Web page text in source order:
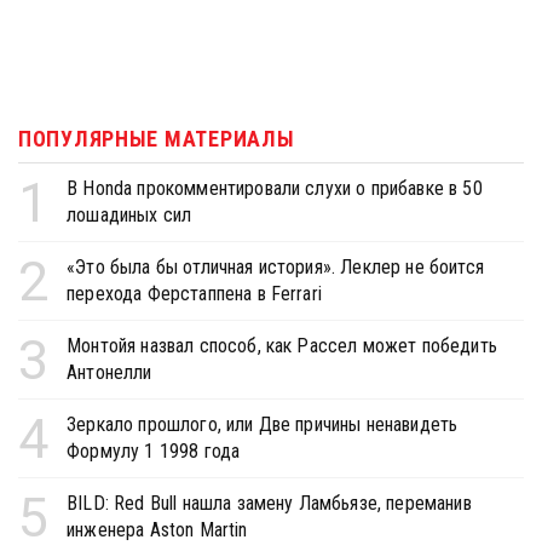
ПОПУЛЯРНЫЕ МАТЕРИАЛЫ
1
В Honda прокомментировали слухи о прибавке в 50
лошадиных сил
2
«Это была бы отличная история». Леклер не боится
перехода Ферстаппена в Ferrari
3
Монтойя назвал способ, как Рассел может победить
Антонелли
4
Зеркало прошлого, или Две причины ненавидеть
Формулу 1 1998 года
5
BILD: Red Bull нашла замену Ламбьязе, переманив
инженера Aston Martin